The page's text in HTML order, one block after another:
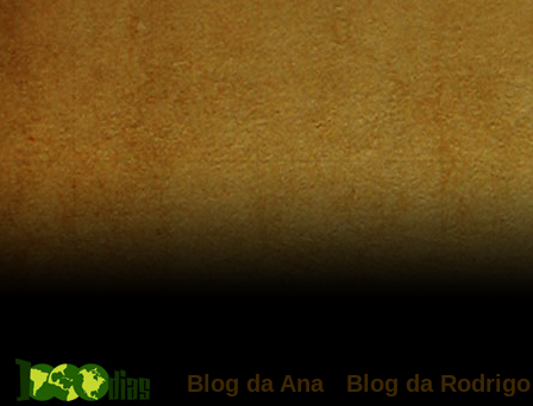
Blog da Ana Blog da Rodrigo